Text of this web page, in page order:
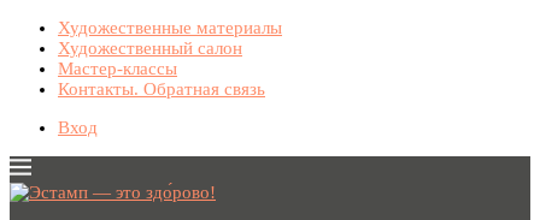
Художественные материалы
Художественный салон
Мастер-классы
Контакты. Обратная связь
Вход